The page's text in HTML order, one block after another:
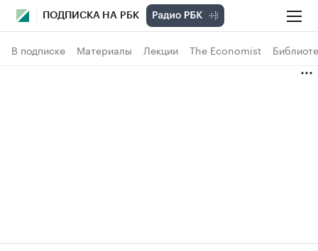
ПОДПИСКА НА РБК
В подписке Материалы Лекции The Economist